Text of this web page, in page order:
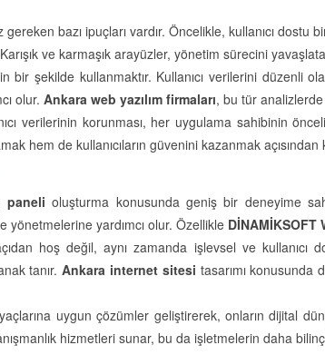
gereken bazı ipuçları vardır. Öncelikle, kullanıcı
ve karmaşık arayüzler, yönetim sürecini
şekilde kullanmaktır. Kullanıcı verilerini düzenli
olur. Ankara web yazılım firmaları, bu tür
verilerinin korunması, her uygulama sahibinin
hem de kullanıcıların güvenini kazanmak açısından
paneli oluşturma konusunda geniş bir deneyime
yönetmelerine yardımcı olur. Özellikle DİNAMİKSOFT
hoş değil, aynı zamanda işlevsel ve kullanıcı
tanır.Ankara internet sitesi tasarımı konusunda
uygun çözümler geliştirerek, onların dijital
hizmetleri sunar, bu da işletmelerin daha